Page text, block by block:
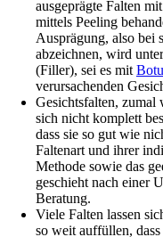
ausgeprägte Falten
mittels Peeling
Ausprägung, also bei
abzeichnen, wird
(Filler), sei es mit
verursachenden
Gesichtsfalten, zumal
sich nicht komplett
dass sie so gut wie
Faltenart und ihrer
Methode sowie das
geschieht nach einer
Beratung.
Viele Falten lassen
so weit auffüllen,